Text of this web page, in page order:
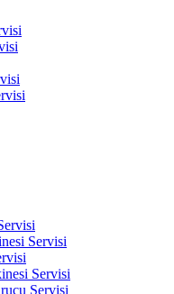
Servisi
Servisi
Servisi